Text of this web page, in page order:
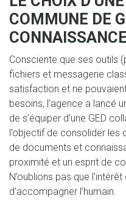
COMMUNE DE
Consciente que ses outils
fichiers et messagerie
satisfaction et ne
besoins, l’agence a lancé
de s’équiper d’une GED
l’objectif de consolider
de documents et
proximité et un esprit de
N’oublions pas que
d’accompagner l’humain.